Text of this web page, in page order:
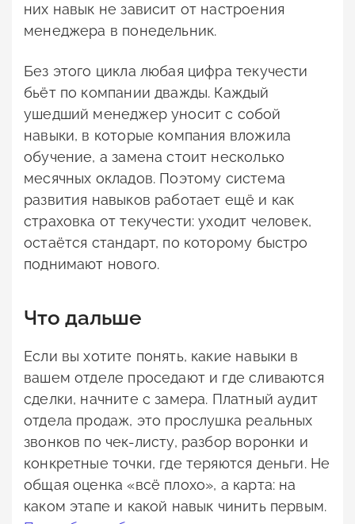
них навык не зависит от настроения
менеджера в понедельник.
Без этого цикла любая цифра текучести
бьёт по компании дважды. Каждый
ушедший менеджер уносит с собой
навыки, в которые компания вложила
обучение, а замена стоит несколько
месячных окладов. Поэтому система
развития навыков работает ещё и как
страховка от текучести: уходит человек,
остаётся стандарт, по которому быстро
поднимают нового.
Что дальше
Если вы хотите понять, какие навыки в
вашем отделе проседают и где сливаются
сделки, начните с замера. Платный аудит
отдела продаж, это прослушка реальных
звонков по чек-листу, разбор воронки и
конкретные точки, где теряются деньги. Не
общая оценка «всё плохо», а карта: на
каком этапе и какой навык чинить первым.